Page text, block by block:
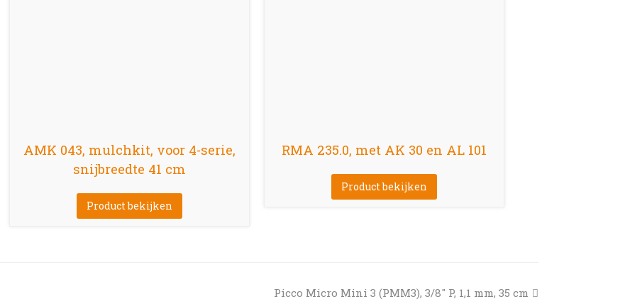
AMK 043, mulchkit, voor 4-serie,
snijbreedte 41 cm
Product bekijken
RMA 235.0, met AK 30 en AL 101
Product bekijken
next
Picco Micro Mini 3 (PMM3), 3/8″ P, 1,1 mm, 35 cm